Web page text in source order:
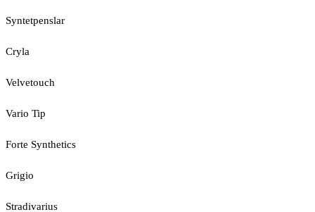
Syntetpenslar
Cryla
Velvetouch
Vario Tip
Forte Synthetics
Grigio
Stradivarius